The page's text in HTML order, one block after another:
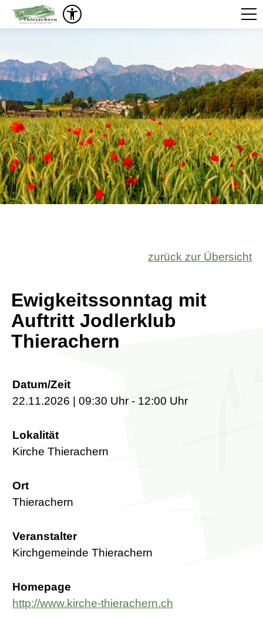
zurück zur Übersicht
Ewigkeitssonntag mit
Auftritt Jodlerklub
Thierachern
Datum/Zeit
22.11.2026 | 09:30 Uhr - 12:00 Uhr
Lokalität
Kirche Thierachern
Ort
Thierachern
Veranstalter
Kirchgemeinde Thierachern
Homepage
http://www.kirche-thierachern.ch